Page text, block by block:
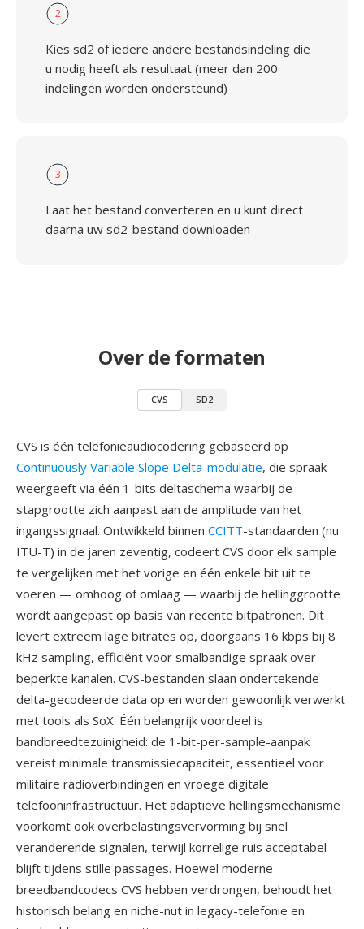
2
Kies sd2 of iedere andere bestandsindeling die
u nodig heeft als resultaat (meer dan 200
indelingen worden ondersteund)
3
Laat het bestand converteren en u kunt direct
daarna uw sd2-bestand downloaden
Over de formaten
CVS SD2
CVS is één telefonieaudiocodering gebaseerd op
Continuously Variable Slope Delta-modulatie, die spraak
weergeeft via één 1-bits deltaschema waarbij de
stapgrootte zich aanpast aan de amplitude van het
ingangssignaal. Ontwikkeld binnen CCITT-standaarden (nu
ITU-T) in de jaren zeventig, codeert CVS door elk sample
te vergelijken met het vorige en één enkele bit uit te
voeren — omhoog of omlaag — waarbij de hellinggrootte
wordt aangepast op basis van recente bitpatronen. Dit
levert extreem lage bitrates op, doorgaans 16 kbps bij 8
kHz sampling, efficiënt voor smalbandige spraak over
beperkte kanalen. CVS-bestanden slaan ondertekende
delta-gecodeerde data op en worden gewoonlijk verwerkt
met tools als SoX. Één belangrijk voordeel is
bandbreedtezuinigheid: de 1-bit-per-sample-aanpak
vereist minimale transmissiecapaciteit, essentieel voor
militaire radioverbindingen en vroege digitale
telefooninfrastructuur. Het adaptieve hellingsmechanisme
voorkomt ook overbelastingsvervorming bij snel
veranderende signalen, terwijl korrelige ruis acceptabel
blijft tijdens stille passages. Hoewel moderne
breedbandcodecs CVS hebben verdrongen, behoudt het
historisch belang en niche-nut in legacy-telefonie en